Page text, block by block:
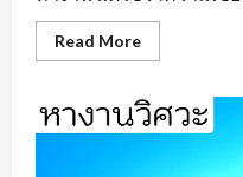
Read MoreRead
more
งาน
อยุธยา
ตาม